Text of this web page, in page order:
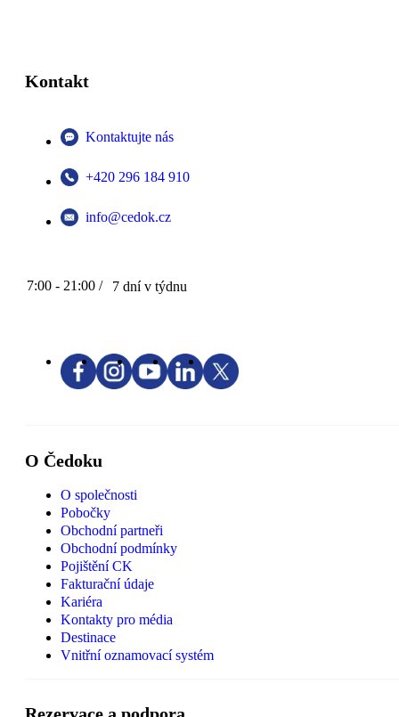
Kontakt
Kontaktujte nás
+420 296 184 910
info@cedok.cz
7:00 - 21:00 / 7 dní v týdnu
O Čedoku
O společnosti
Pobočky
Obchodní partneři
Obchodní podmínky
Pojištění CK
Fakturační údaje
Kariéra
Kontakty pro média
Destinace
Vnitřní oznamovací systém